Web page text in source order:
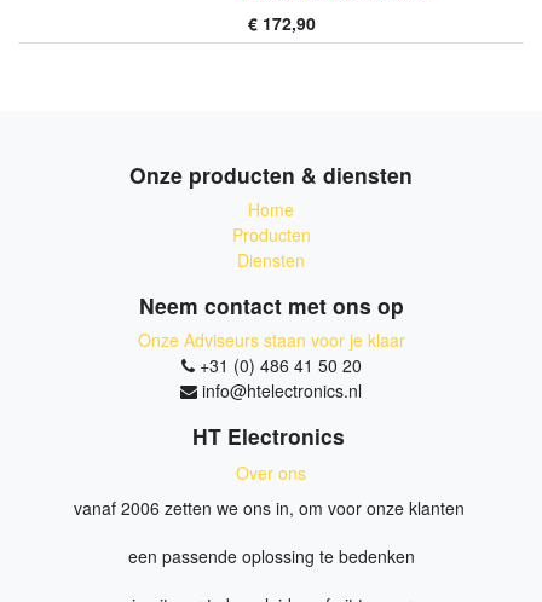
€ 172,90
Onze producten & diensten
Home
Producten
Diensten
Neem contact met ons op
Onze Adviseurs staan voor je klaar
+31 (0) 486 41 50 20
info@htelectronics.nl
HT Electronics
Over ons
vanaf 2006 zetten we ons in, om voor onze klanten
een passende oplossing te bedenken